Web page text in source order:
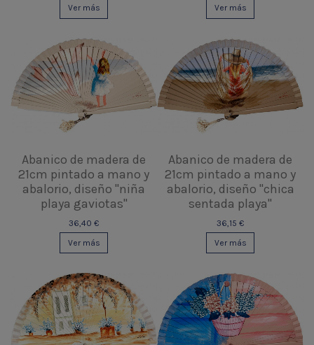
Ver más Ver más
Abanico de madera de
21cm pintado a mano y
abalorio, diseño "niña
playa gaviotas"
36,40 €
Ver más
Abanico de madera de
21cm pintado a mano y
abalorio, diseño "chica
sentada playa"
36,15 €
Ver más